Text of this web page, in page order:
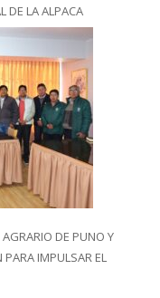
DE LA ALPACA
DE PUNO Y
PARA IMPULSAR EL